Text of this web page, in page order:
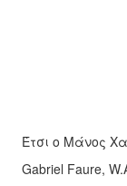
Έτσι ο Μάνος
Gabriel Faure,